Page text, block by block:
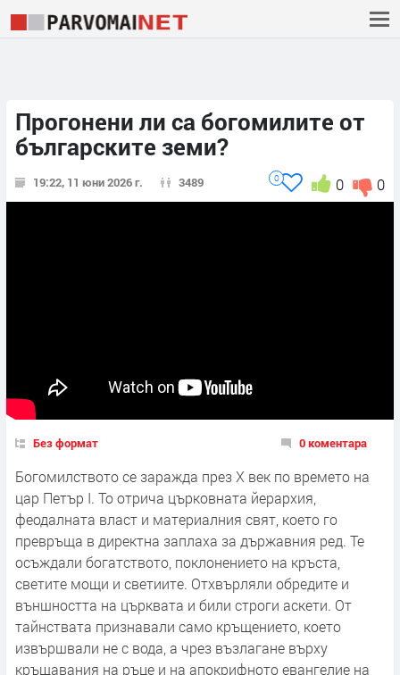
Прогонени ли са богомилите от
българските земи?
19:22, 11 юни 2026 г. 3489 0
0
0
Без формат 0 коментара
Богомилството се заражда през X век по времето на
цар Петър I. То отрича църковната йерархия,
феодалната власт и материалния свят, което го
превръща в директна заплаха за държавния ред. Те
осъждали богатството, поклонението на кръста,
светите мощи и светиите. Отхвърляли обредите и
външността на църквата и били строги аскети. От
тайнствата признавали само кръщението, което
извършвали не с вода, а чрез възлагане върху
кръщавания на ръце и на апокрифното евангелие на